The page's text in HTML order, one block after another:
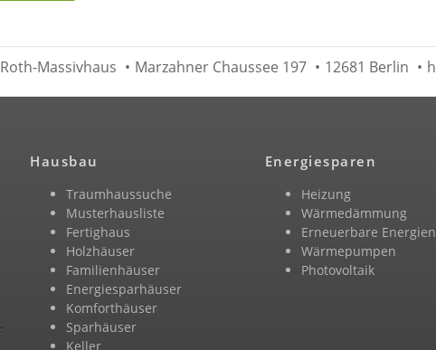
Roth-Massivhaus • Marzahner Chaussee 197 • 12681 Berlin •
Hausbau
Traumhaussuche
Musterhausliste
Fertighaus
Holzhäuser
Familienhäuser
Energiesparhäuser
Komforthäuser
Sparhäuser
Keller
Energiesparen
Heizung
Wärmedämmung
Erneuerbare Energien
Wärmepumpen
Photovoltaik